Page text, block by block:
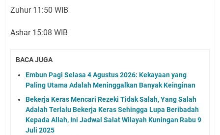
Zuhur 11:50 WIB
Ashar 15:08 WIB
BACA JUGA
Embun Pagi Selasa 4 Agustus 2026: Kekayaan yang
Paling Utama Adalah Meninggalkan Banyak Keinginan
Bekerja Keras Mencari Rezeki Tidak Salah, Yang Salah
Adalah Terlalu Bekerja Keras Sehingga Lupa Beribadah
Kepada Allah, Ini Jadwal Salat Wilayah Kuningan Rabu 9
Juli 2025